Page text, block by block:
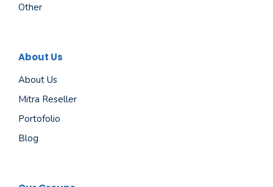
Other
About Us
About Us
Mitra Reseller
Portofolio
Blog